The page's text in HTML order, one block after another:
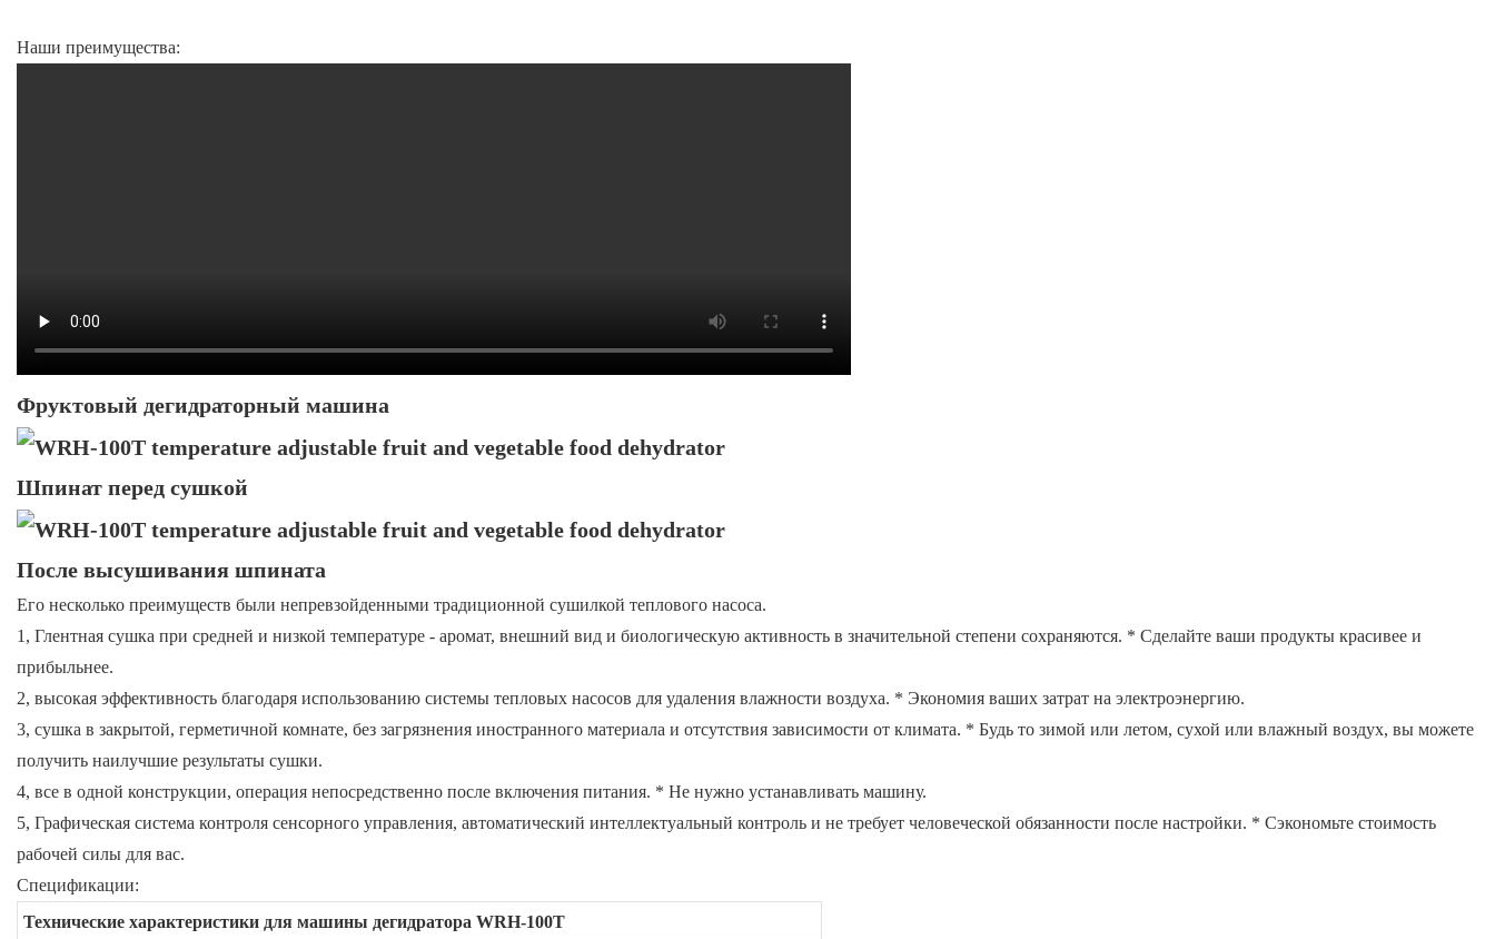
Наши преимущества:
Фруктовый дегидраторный машина
Шпинат перед сушкой
После высушивания шпината
Его несколько преимуществ были непревзойденными традиционной сушилкой теплового насоса.
1, Глентная сушка при средней и низкой температуре - аромат, внешний вид и биологическую активность в значительной степени сохраняются. * Сделайте ваши продукты красивее и
прибыльнее.
2, высокая эффективность благодаря использованию системы тепловых насосов для удаления влажности воздуха. * Экономия ваших затрат на электроэнергию.
3, сушка в закрытой, герметичной комнате, без загрязнения иностранного материала и отсутствия зависимости от климата. * Будь то зимой или летом, сухой или влажный воздух, вы можете
получить наилучшие результаты сушки.
4, все в одной конструкции, операция непосредственно после включения питания. * Не нужно устанавливать машину.
5, Графическая система контроля сенсорного управления, автоматический интеллектуальный контроль и не требует человеческой обязанности после настройки. * Сэкономьте стоимость
рабочей силы для вас.
Спецификации:
Технические характеристики для машины дегидратора WRH-100T